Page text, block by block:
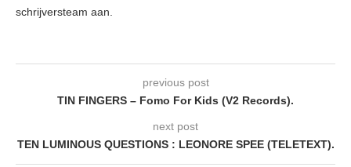
schrijversteam aan.
previous post
TIN FINGERS – Fomo For Kids (V2 Records).
next post
TEN LUMINOUS QUESTIONS : LEONORE SPEE (TELETEXT).